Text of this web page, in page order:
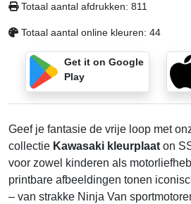
Totaal aantal afdrukken: 811
Totaal aantal online kleuren: 44
Get it on Google
Play
Geef je fantasie de vrije loop met
collectie Kawasaki kleurplaat on
voor zowel kinderen als
printbare afbeeldingen tonen
– van strakke Ninja Van